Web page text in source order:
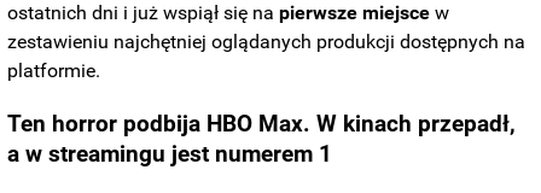
ostatnich dni i już wspiął się napierwsze miejsce w
zestawieniu najchętniej oglądanych produkcji dostępnych na
platformie.
Ten horror podbija HBO Max. W kinach przepadł,
a w streamingu jest numerem 1